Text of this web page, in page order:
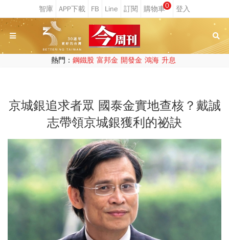
0
熱門： 鋼鐵股 富邦金 開發金 鴻海 升息
京城銀追求者眾 國泰金實地查核？戴誠
志帶領京城銀獲利的祕訣